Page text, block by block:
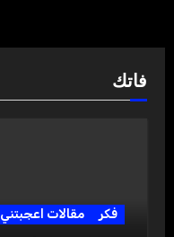
فاتك
فكر مقالات اعجبتني